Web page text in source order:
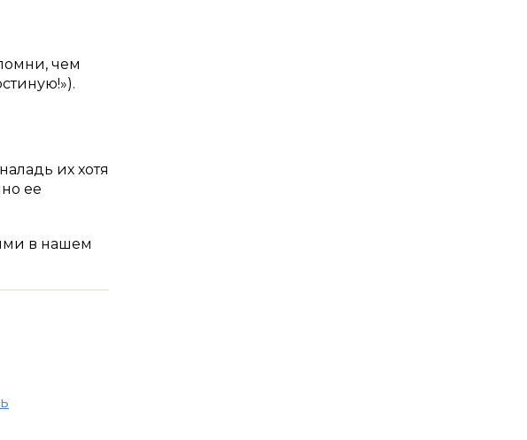
чем
их хотя
ее
в нашем